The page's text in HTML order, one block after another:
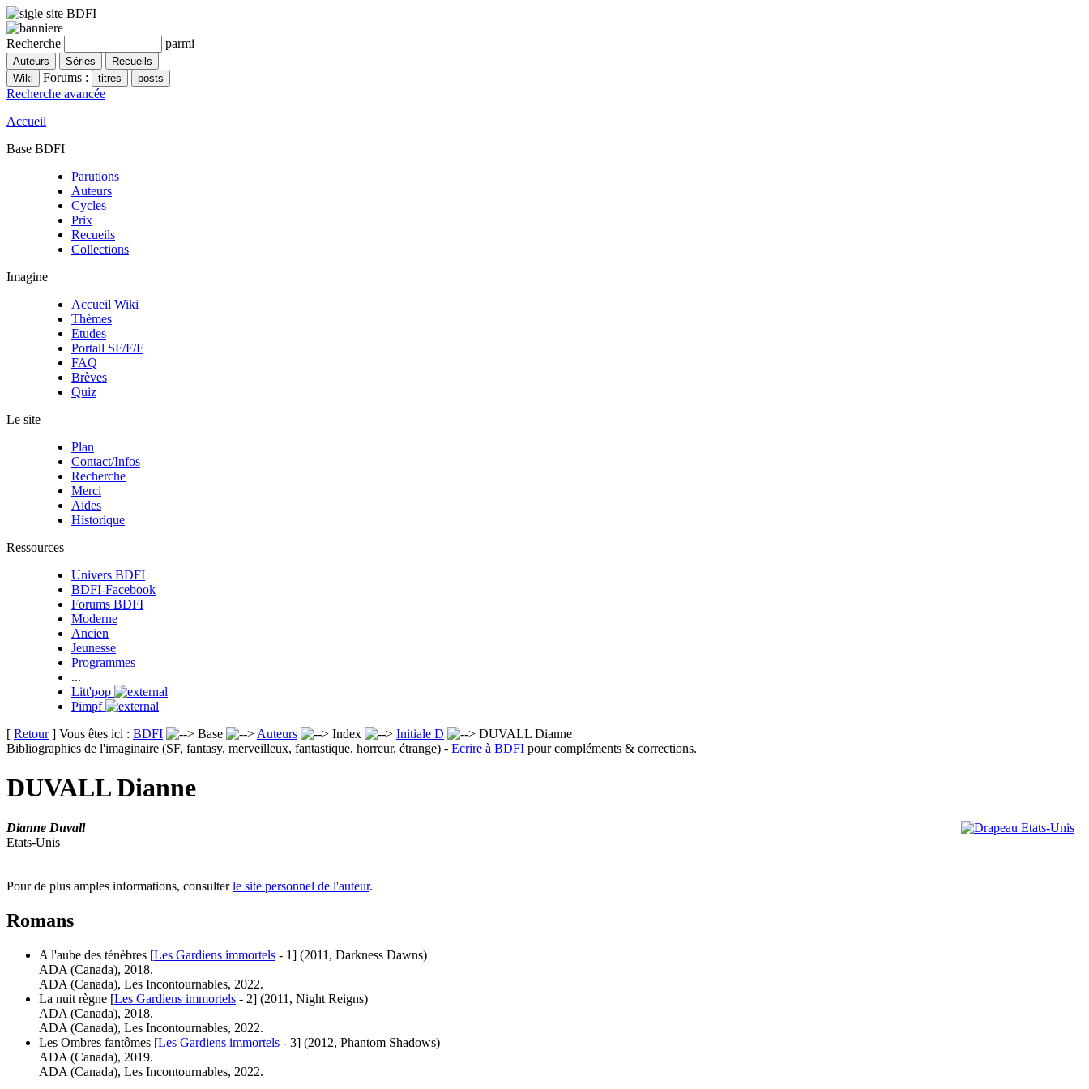
Recherche parmi
Forums :
Recherche avancée
Accueil
Base BDFI
Parutions
Auteurs
Cycles
Prix
Recueils
Collections
Imagine
Accueil Wiki
Thèmes
Etudes
Portail SF/F/F
FAQ
Brèves
Quiz
Le site
Plan
Contact/Infos
Recherche
Merci
Aides
Historique
Ressources
Univers BDFI
BDFI-Facebook
Forums BDFI
Moderne
Ancien
Jeunesse
Programmes
...
Litt'pop
Pimpf
[ Retour] Vous êtes ici : BDFI Base Auteurs Index Initiale D
DUVALL Dianne
Bibliographies de l'imaginaire (SF, fantasy, merveilleux, fantastique, horreur, étrange) - Ecrire à BDFI pour compléments & corrections.
DUVALL Dianne
Dianne Duvall
Etats-Unis
Pour de plus amples informations, consulterle site personnel de l'auteur.
Romans
A l'aube des ténèbres [Les Gardiens immortels - 1] (2011, Darkness Dawns)
ADA (Canada), 2018.
ADA (Canada), Les Incontournables, 2022.
La nuit règne [Les Gardiens immortels - 2] (2011, Night Reigns)
ADA (Canada), 2018.
ADA (Canada), Les Incontournables, 2022.
Les Ombres fantômes [Les Gardiens immortels - 3] (2012, Phantom Shadows)
ADA (Canada), 2019.
ADA (Canada), Les Incontournables, 2022.